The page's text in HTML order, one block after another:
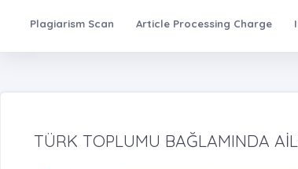
Plagiarism Scan Article Processing Charge
TÜRK TOPLUMU BAĞLAMINDA